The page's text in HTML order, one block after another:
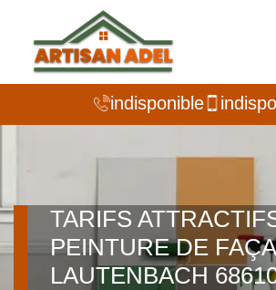
indisponible
TARIFS
PEINTURE DE
LAUTENBACH